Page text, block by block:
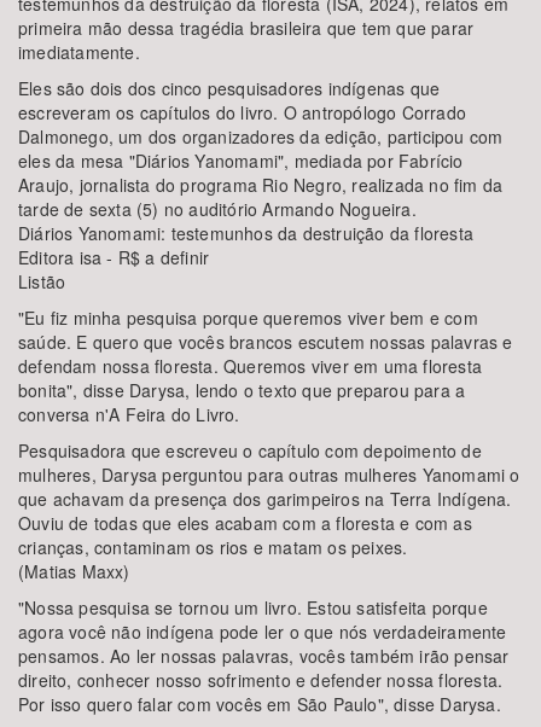
primeira mão dessa tragédia brasileira que tem que parar
imediatamente.
Eles são dois dos cinco pesquisadores indígenas que
escreveram os capítulos do livro. O antropólogo Corrado
Dalmonego, um dos organizadores da edição, participou com
eles da mesa "Diários Yanomami", mediada por Fabrício
Araujo, jornalista do programa Rio Negro, realizada no fim da
tarde de sexta (5) no auditório Armando Nogueira.
Diários Yanomami: testemunhos da destruição da floresta
Editora isa - R$ a definir
Listão
"Eu fiz minha pesquisa porque queremos viver bem e com
saúde. E quero que vocês brancos escutem nossas palavras e
defendam nossa floresta. Queremos viver em uma floresta
bonita", disse Darysa, lendo o texto que preparou para a
conversa n'A Feira do Livro.
Pesquisadora que escreveu o capítulo com depoimento de
mulheres, Darysa perguntou para outras mulheres Yanomami o
que achavam da presença dos garimpeiros na Terra Indígena.
Ouviu de todas que eles acabam com a floresta e com as
crianças, contaminam os rios e matam os peixes.
(Matias Maxx)
"Nossa pesquisa se tornou um livro. Estou satisfeita porque
agora você não indígena pode ler o que nós verdadeiramente
pensamos. Ao ler nossas palavras, vocês também irão pensar
direito, conhecer nosso sofrimento e defender nossa floresta.
Por isso quero falar com vocês em São Paulo", disse Darysa.